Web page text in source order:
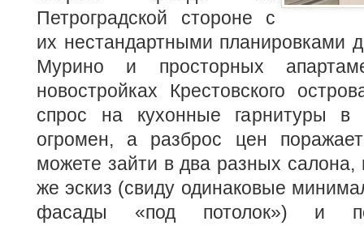
Петроградской стороне с
их нестандартными планировками
Мурино и просторных
новостройках Крестовского
спрос на кухонные гарнитуры в
огромен, а разброс цен
можете зайти в два разных салона,
же эскиз (свиду одинаковые
фасады «под потолок») и